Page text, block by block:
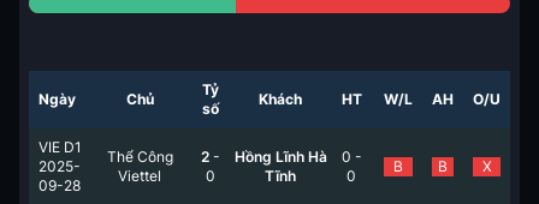
Ngày Chủ
Tỷ
số
Khách HT W/L AH O/U
VIE D1
2025-
09-28
Thể Công
Viettel
2-
0
Hồng Lĩnh Hà
Tĩnh
0 -
0
B B X